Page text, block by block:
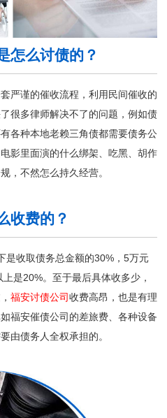
怎么讨债的？
严谨的催收流程，利用民间催收的
很多律师解决不了的问题，例如债
各种本地老赖三角债都需要债务公
影里面演的什么绑架、吃黑、胡作
，不然怎么持久经营。
收费的？
是收取债务总金额的30%，5万元
是20%。至于最后具体收多少，
福安讨债公司收费高昂，也是有理
福安催债公司的差旅费、各种设备
由债务人全权承担的。